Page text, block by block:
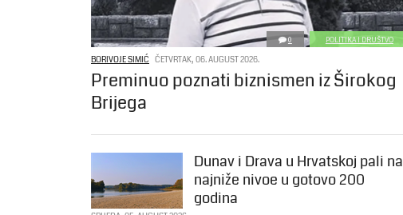
0 POLITIKA I DRUŠTVO
BORIVOJE SIMIĆ ČETVRTAK, 06. AUGUST 2026.
Preminuo poznati biznismen iz Širokog
Brijega
Dunav i Drava u Hrvatskoj pali na
najniže nivoe u gotovo 200
godina